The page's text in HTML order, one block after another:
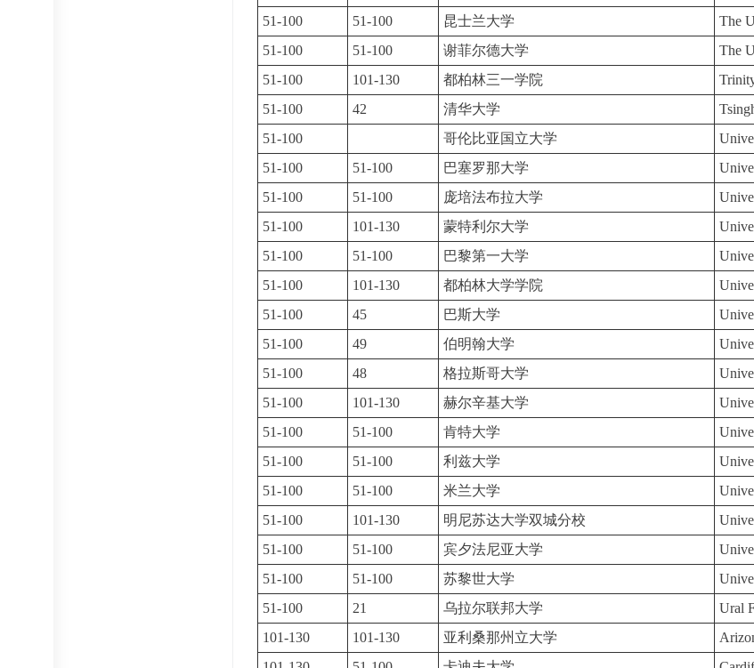
51-100
51-100 昆士兰大学 The
51-100
51-100 谢菲尔德大学 The
51-100
101-130 都柏林三一学院
51-100
42 清华大学
51-100
哥伦比亚国立大学
51-100
51-100 巴塞罗那大学
51-100
51-100 庞培法布拉大学
51-100
101-130 蒙特利尔大学
51-100
51-100 巴黎第一大学
51-100
101-130 都柏林大学学院
51-100
45 巴斯大学
51-100
49 伯明翰大学
51-100
48 格拉斯哥大学
51-100
101-130 赫尔辛基大学
51-100
51-100 肯特大学
51-100
51-100 利兹大学
51-100
51-100 米兰大学
51-100
101-130 明尼苏达大学双城分校
51-100
51-100 宾夕法尼亚大学
51-100
51-100 苏黎世大学
51-100
21 乌拉尔联邦大学 Ural
101-130
101-130 亚利桑那州立大学